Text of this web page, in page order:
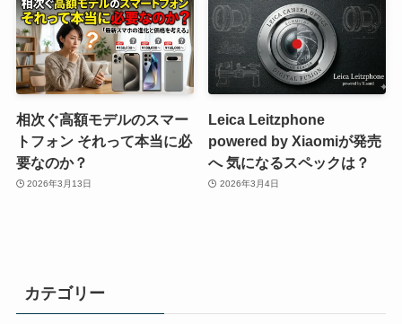
相次ぐ高額モデルのスマー
トフォン それって本当に必
要なのか？
2026年3月13日
Leica Leitzphone
powered by Xiaomiが発売
へ 気になるスペックは？
2026年3月4日
カテゴリー